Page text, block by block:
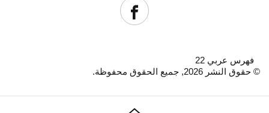
فهرس عربي 22
© حقوق النشر 2026, جميع الحقوق محفوظة.